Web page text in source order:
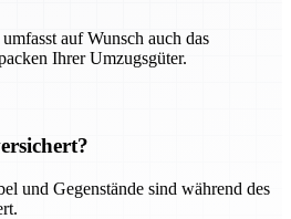
auf Wunsch auch das
Ihrer Umzugsgüter.
und Gegenstände sind während des